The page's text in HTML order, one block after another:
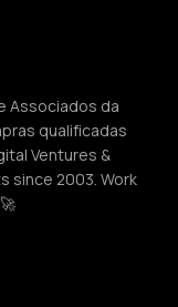
Associados da
qualificadas
Ventures &
since 2003. Work